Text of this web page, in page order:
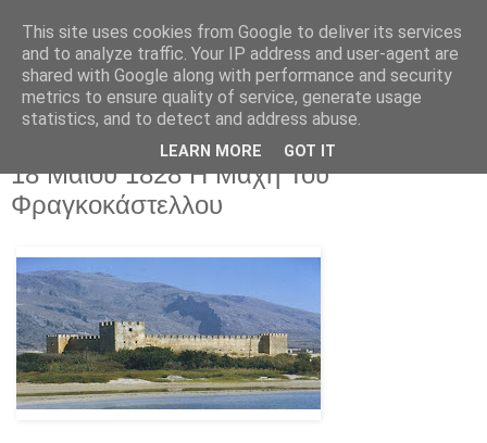
Δευτέρα 18 Μαΐου 2026
18 Μαίου 1828 Η Μάχη Του
Φραγκοκάστελλου
This site uses cookies from Google to deliver its services
and to analyze traffic. Your IP address and user-agent are
shared with Google along with performance and security
metrics to ensure quality of service, generate usage
statistics, and to detect and address abuse.
LEARN MORE GOT IT